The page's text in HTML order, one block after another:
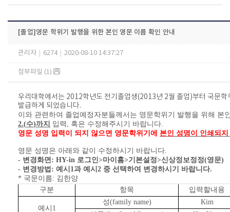
[졸업]영문 학위기 발행을 위한 본인 영문 이름 확인 안내
관리자 6274 2020-08-10 14:37:27
첨부파일 (1)
우리대학에서는 2012학년도 전기졸업생(2013년 2월 졸업 )부터 국문학
발급하게 되었습니다.
이와 관련하여 졸업예정자분들께서는 영문학위기 발행을 위해 본
2.(수)까지 입력 , 혹은 수정해주시기 바랍니다.
영문 성명 입력이 되지 않으면 영문학위기에 본인 성명이 인쇄되
영문 성명은 아래와 같이 수정하시기 바랍니다.
- 변경화면: HY-in 로그인>마이홈>기본설정>신상정보정정(영문)
- 변경방법 : 예시 1과 예시 2 중 선택하여 변경하시기 바랍니다.
* 국문이름: 김한양
구분
항목 입력할내용
예시 1
성(family name)
Kim